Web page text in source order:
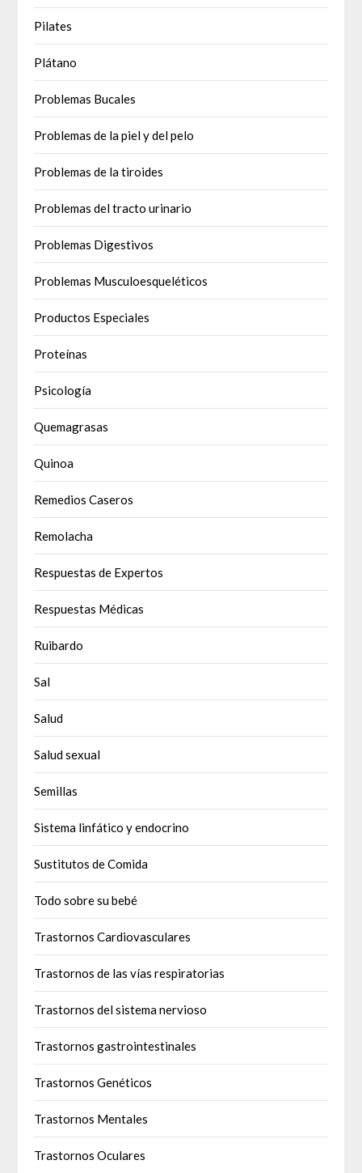
Pilates
Plátano
Problemas Bucales
Problemas de la piel y del pelo
Problemas de la tiroides
Problemas del tracto urinario
Problemas Digestivos
Problemas Musculoesqueléticos
Productos Especiales
Proteínas
Psicología
Quemagrasas
Quinoa
Remedios Caseros
Remolacha
Respuestas de Expertos
Respuestas Médicas
Ruibardo
Sal
Salud
Salud sexual
Semillas
Sistema linfático y endocrino
Sustitutos de Comida
Todo sobre su bebé
Trastornos Cardiovasculares
Trastornos de las vías respiratorias
Trastornos del sistema nervioso
Trastornos gastrointestinales
Trastornos Genéticos
Trastornos Mentales
Trastornos Oculares